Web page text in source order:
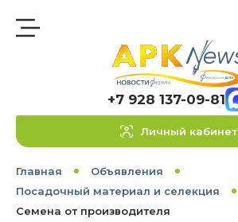
+7 928 137-09-81
Личный кабинет
Главная
Объявления
Посадочный материал и селекция
Семена от производителя